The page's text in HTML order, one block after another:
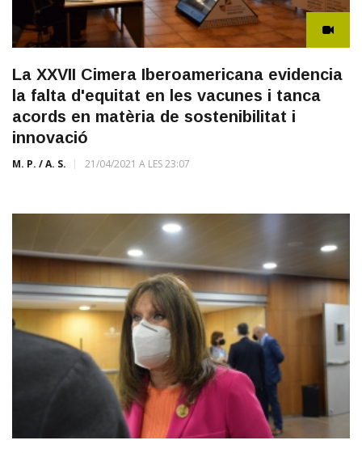
La XXVII Cimera Iberoamericana evidencia
la falta d'equitat en les vacunes i tanca
acords en matèria de sostenibilitat i
innovació
M. P. / A. S. 21/04/2021 A LES 23:07